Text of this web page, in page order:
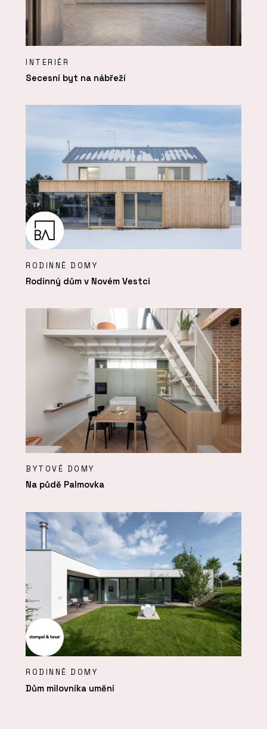
INTERIÉR
Secesní byt na nábřeží
RODINNÉ DOMY
Rodinný dům v Novém Vestci
BYTOVÉ DOMY
Na půdě Palmovka
RODINNÉ DOMY
Dům milovníka umění